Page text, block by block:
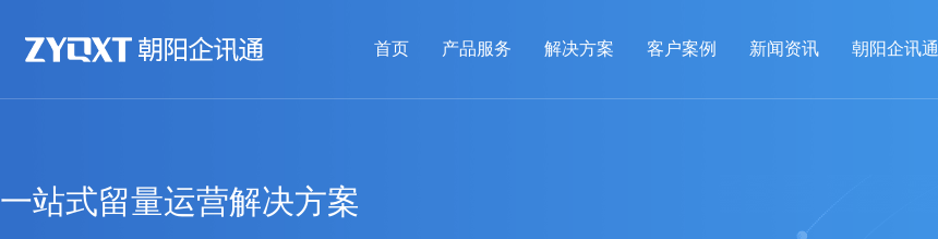
首页 产品服务 解决方案 客户案例 新闻资讯 朝阳企讯通
一站式留量运营解决方案